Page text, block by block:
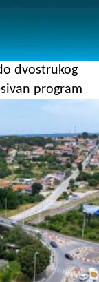
dvostrukog
program